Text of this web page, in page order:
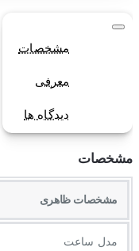
مشخصات
معرفی
دیدگاه ها
مشخصات
مشخصات ظاهری
مدل ساعت